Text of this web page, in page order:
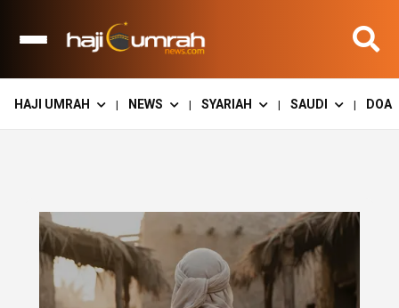
HAJI UMRAH | NEWS | SYARIAH | SAUDI | DOA